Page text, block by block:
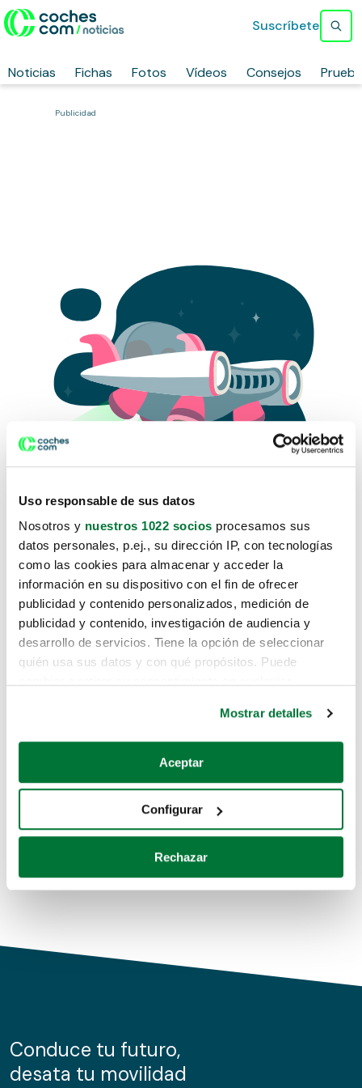
Uso responsable de sus datos
Nosotros y nuestros 1022 socios procesamos sus
datos personales, p.ej., su dirección IP, con tecnologías
como las cookies para almacenar y acceder la
información en su dispositivo con el fin de ofrecer
publicidad y contenido personalizados, medición de
publicidad y contenido, investigación de audiencia y
desarrollo de servicios. Tiene la opción de seleccionar
quién usa sus datos y con qué propósitos. Puede
Si lo permite, también quisiéramos:
Recopilar información sobre su ubicación geográfica
Identificar su dispositivo analizándolo activamente
para buscar características específicas (huellas
Obtenga más información sobre cómo se procesan sus
de cookies.
información sobre el uso que haga del sitio web con
nuestros partners de redes sociales, publicidad y análisis
Mostrar detalles
Aceptar
Configurar
Rechazar
Noticias Fichas Fotos Vídeos Consejos
Suscríbete
Publicidad
Lo sentimos, no sabemos como
te hemos traido hasta aquí.
Pero puedes encontrar el coche que estás
buscando en alguno de estos enlaces:
Coches de segunda mano
Coches de km0
Conduce tu futuro,
desata tu movilidad